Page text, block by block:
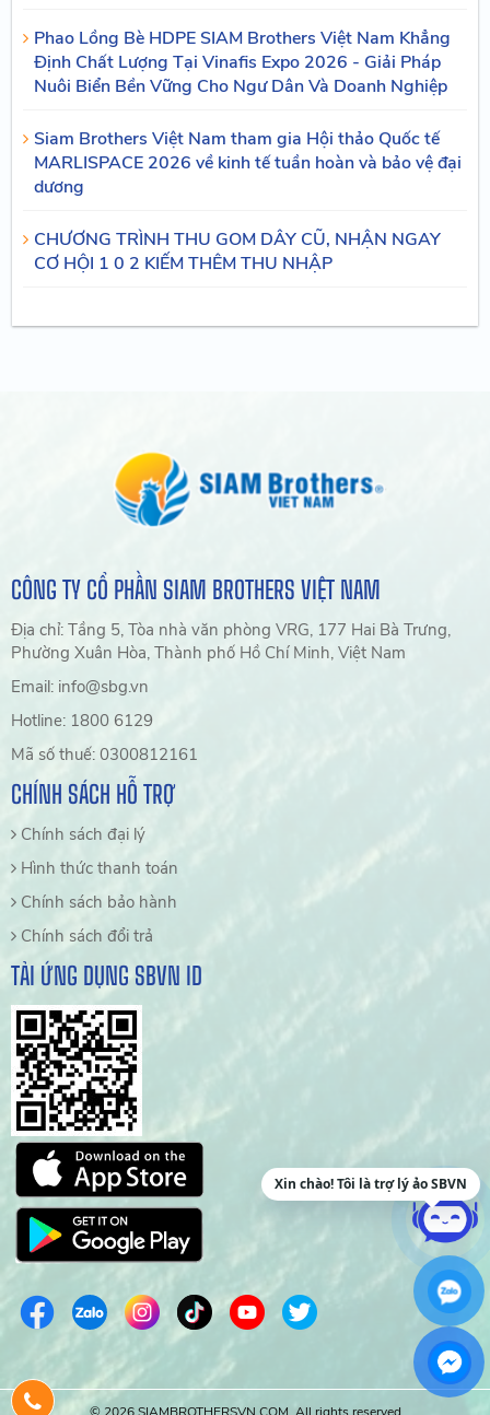
Phao Lồng Bè HDPE SIAM Brothers Việt Nam Khẳng
Định Chất Lượng Tại Vinafis Expo 2026 - Giải Pháp
Nuôi Biển Bền Vững Cho Ngư Dân Và Doanh Nghiệp
Siam Brothers Việt Nam tham gia Hội thảo Quốc tế
MARLISPACE 2026 về kinh tế tuần hoàn và bảo vệ đại
dương
CHƯƠNG TRÌNH THU GOM DÂY CŨ, NHẬN NGAY
CƠ HỘI 1 0 2 KIẾM THÊM THU NHẬP
CÔNG TY CỔ PHẦN SIAM BROTHERS VIỆT NAM
Địa chỉ: Tầng 5, Tòa nhà văn phòng VRG, 177 Hai Bà Trưng,
Phường Xuân Hòa, Thành phố Hồ Chí Minh, Việt Nam
Email: info@sbg.vn
Hotline: 1800 6129
Mã số thuế: 0300812161
CHÍNH SÁCH HỖ TRỢ
Chính sách đại lý
Hình thức thanh toán
Chính sách bảo hành
Chính sách đổi trả
TẢI ỨNG DỤNG SBVN ID
Xin chào! Tôi là trợ lý ảo SBVN